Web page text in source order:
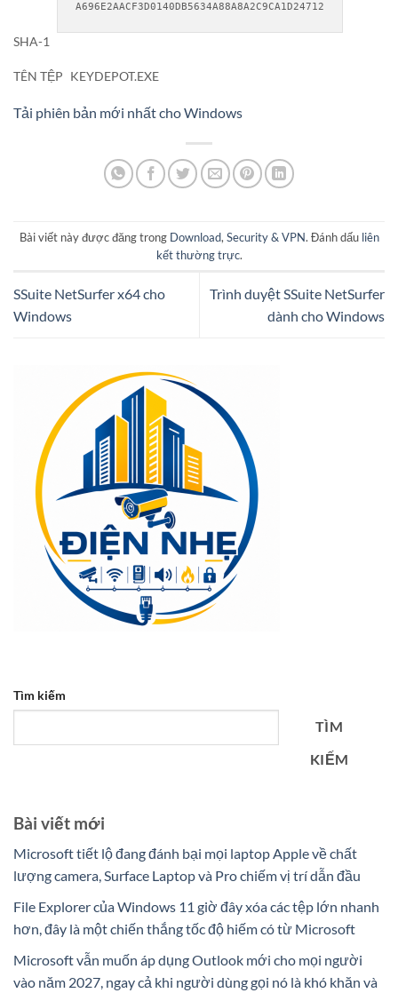
SHA-1
A696E2AACF3D0140DB5634A88A8A2C9CA1D24712
TÊN TỆP KEYDEPOT.EXE
Tải phiên bản mới nhất cho Windows
Bài viết này được đăng trong Download, Security & VPN. Đánh dấu liên
kết thường trực.
SSuite NetSurfer x64 cho
Windows
Trình duyệt SSuite NetSurfer
dành cho Windows
Tìm kiếm
TÌM
KIẾM
Bài viết mới
Microsoft tiết lộ đang đánh bại mọi laptop Apple về chất
lượng camera, Surface Laptop và Pro chiếm vị trí dẫn đầu
File Explorer của Windows 11 giờ đây xóa các tệp lớn nhanh
hơn, đây là một chiến thắng tốc độ hiếm có từ Microsoft
Microsoft vẫn muốn áp dụng Outlook mới cho mọi người
vào năm 2027, ngay cả khi người dùng gọi nó là khó khăn và